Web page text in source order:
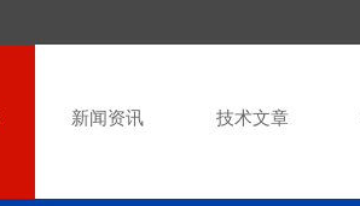
新闻资讯 技术文章